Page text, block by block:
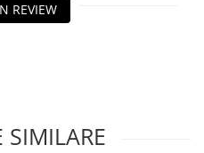
REVIEW
SIMILARE